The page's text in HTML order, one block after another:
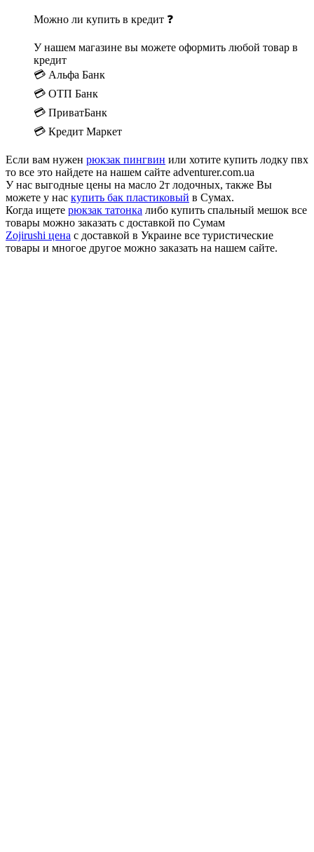
Можно ли купить в кредит ❓
У нашем магазине вы можете оформить любой товар в
кредит
💳 Альфа Банк
💳 ОТП Банк
💳 ПриватБанк
💳 Кредит Маркет
Если вам нужен рюкзак пингвин или хотите купить лодку пвх
то все это найдете на нашем сайте adventurer.com.ua
У нас выгодные цены на масло 2т лодочных, также Вы
можете у нас купить бак пластиковый в Сумах.
Когда ищете рюкзак татонка либо купить спальный мешок все
товары можно заказать с доставкой по Сумам
Zojirushi цена с доставкой в Украине все туристические
товары и многое другое можно заказать на нашем сайте.